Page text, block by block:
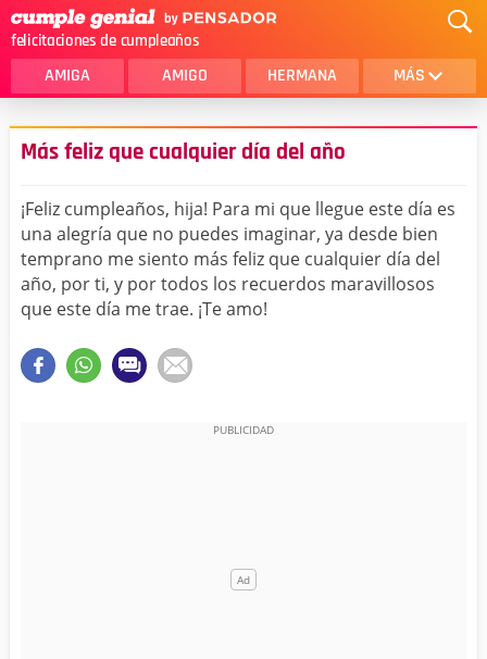
felicitaciones de cumpleaños
AMIGA AMIGO HERMANA MÁS
MAMA
AMOR
SOBRINA
HIJA
HERMANO
HIJO
NOVIA
PAPA
Más feliz que cualquier día del año
¡Feliz cumpleaños, hija! Para mi que llegue este día es
una alegría que no puedes imaginar, ya desde bien
temprano me siento más feliz que cualquier día del
año, por ti, y por todos los recuerdos maravillosos
que este día me trae. ¡Te amo!